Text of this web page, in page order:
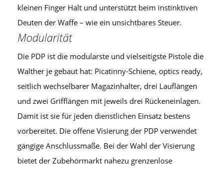
kleinen Finger Halt und unterstützt beim instinktiven
Deuten der Waffe – wie ein unsichtbares Steuer.
Modularität
Die PDP ist die modularste und vielseitigste Pistole die
Walther je gebaut hat: Picatinny-Schiene, optics ready,
seitlich wechselbarer Magazinhalter, drei Lauflängen
und zwei Grifflängen mit jeweils drei Rückeneinlagen.
Damit ist sie für jeden dienstlichen Einsatz bestens
vorbereitet. Die offene Visierung der PDP verwendet
gängige Anschlussmaße. Bei der Wahl der Visierung
bietet der Zubehörmarkt nahezu grenzenlose